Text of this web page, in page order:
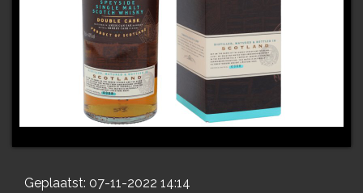
Geplaatst: 07-11-2022 14:14